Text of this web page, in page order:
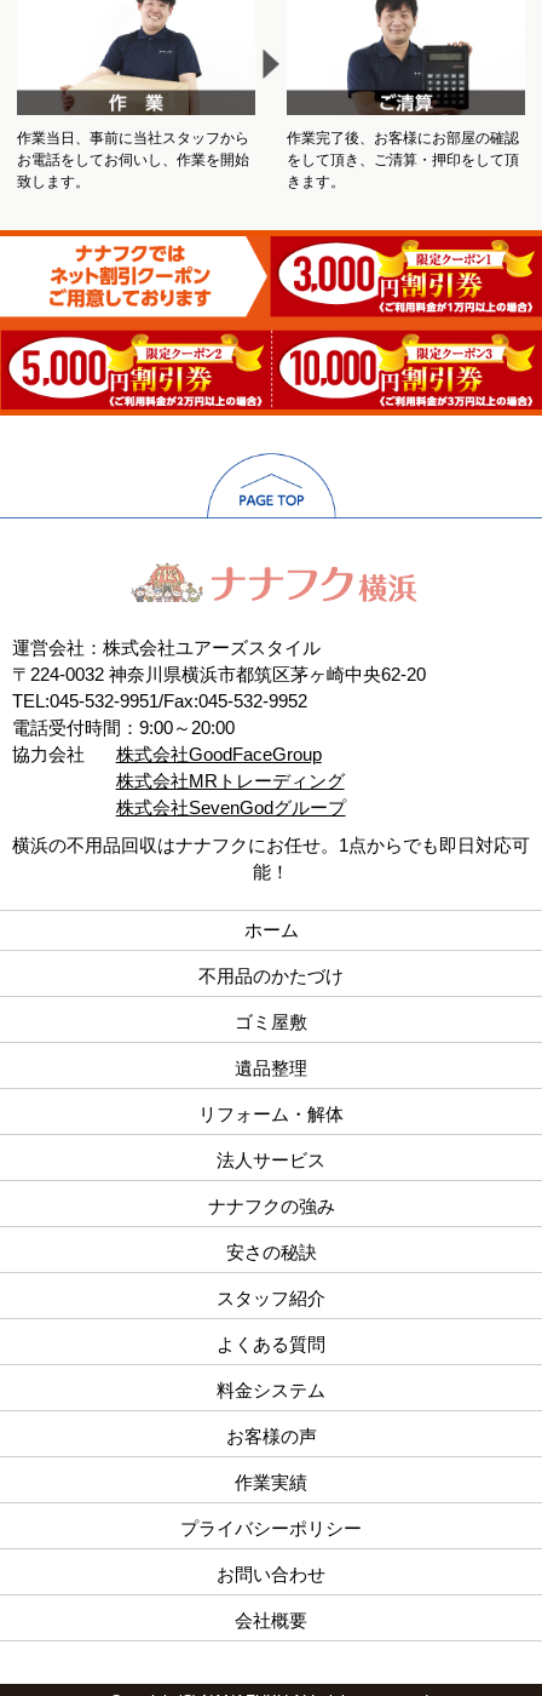
作業当日、事前に当社スタッフから
お電話をしてお伺いし、作業を開始
致します。
作業完了後、お客様にお部屋の確認
をして頂き、ご清算・押印をして頂
きます。
運営会社：株式会社ユアーズスタイル
〒224-0032 神奈川県横浜市都筑区茅ヶ崎中央62-20
TEL:045-532-9951/Fax:045-532-9952
電話受付時間：9:00～20:00
協力会社
株式会社GoodFaceGroup
株式会社MRトレーディング
株式会社SevenGodグループ
横浜の不用品回収はナナフクにお任せ。1点からでも即日対応可
能！
ホーム
不用品のかたづけ
ゴミ屋敷
遺品整理
リフォーム・解体
法人サービス
ナナフクの強み
安さの秘訣
スタッフ紹介
よくある質問
料金システム
お客様の声
作業実績
プライバシーポリシー
お問い合わせ
会社概要